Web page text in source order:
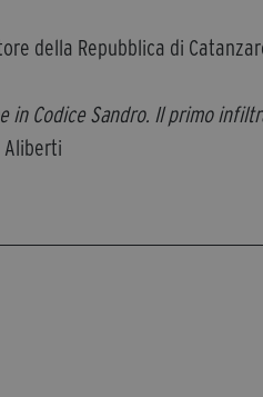
della Repubblica di
in Codice Sandro. Il primo
Aliberti